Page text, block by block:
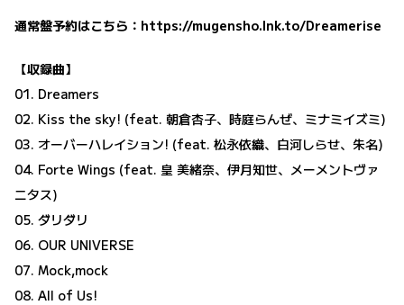
通常盤予約はこちら： https://mugensho.lnk.to/Dreamerise
【収録曲】
01. Dreamers
02. Kiss the sky! (feat. 朝倉杏子、時庭らんぜ、ミナミイズミ)
03. オーバーハレイション! (feat. 松永依織、白河しらせ、朱名)
04. Forte Wings (feat. 皇 美緒奈、伊月知世、メーメントヴァ
ニタス)
05. ダリダリ
06. OUR UNIVERSE
07. Mock,mock
08. All of Us!